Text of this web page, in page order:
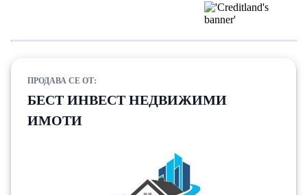
ПРОДАВА СЕ ОТ:
БЕСТ ИНВЕСТ НЕДВИЖИМИ
ИМОТИ